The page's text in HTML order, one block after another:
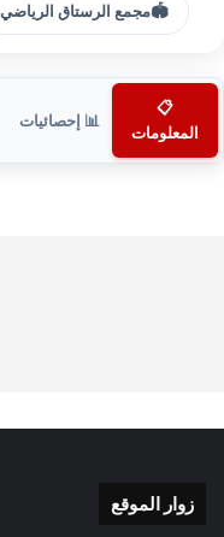
🏟️مجمع الرستاق الرياضي
📋
المعلومات
📊 إحصائيات
زوار الموقع